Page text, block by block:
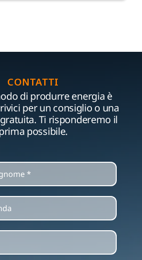
CONTATTI
di produrre energia è
per un consiglio o una
Ti risponderemo il
possibile.